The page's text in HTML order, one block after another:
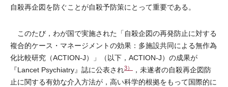
自殺再企図を防ぐことが自殺予防策にとって重要である。
このたび，わが国で実施された「自殺企図の再発防止に対する
複合的ケース・マネージメントの効果：多施設共同による無作為
化比較研究（ACTION-J）」（以下，ACTION-J）の成果が
『Lancet Psychiatry』誌に公表され3）
，未遂者の自殺再企図防
止に関する有効な介入方法が，高い科学的根拠をもって国際的に